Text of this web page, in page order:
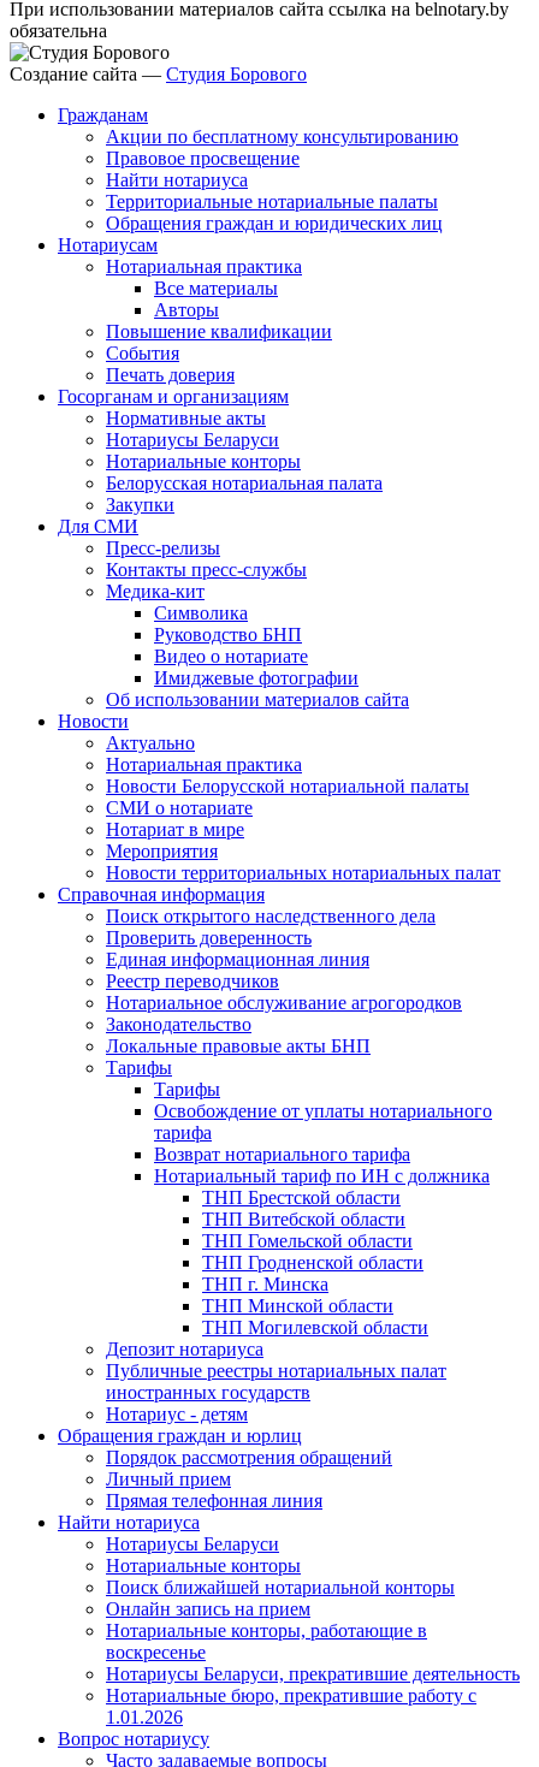
При использовании материалов сайта ссылка на belnotary.by
обязательна
Создание сайта — Студия Борового
Гражданам
Акции по бесплатному консультированию
Правовое просвещение
Найти нотариуса
Территориальные нотариальные палаты
Обращения граждан и юридических лиц
Нотариусам
Нотариальная практика
Все материалы
Авторы
Повышение квалификации
События
Печать доверия
Госорганам и организациям
Нормативные акты
Нотариусы Беларуси
Нотариальные конторы
Белорусская нотариальная палата
Закупки
Для СМИ
Пресс-релизы
Контакты пресс-службы
Медика-кит
Символика
Руководство БНП
Видео о нотариате
Имиджевые фотографии
Об использовании материалов сайта
Новости
Актуально
Нотариальная практика
Новости Белорусской нотариальной палаты
СМИ о нотариате
Нотариат в мире
Мероприятия
Новости территориальных нотариальных палат
Справочная информация
Поиск открытого наследственного дела
Проверить доверенность
Единая информационная линия
Реестр переводчиков
Нотариальное обслуживание агрогородков
Законодательство
Локальные правовые акты БНП
Тарифы
Тарифы
Освобождение от уплаты нотариального
тарифа
Возврат нотариального тарифа
Нотариальный тариф по ИН с должника
ТНП Брестской области
ТНП Витебской области
ТНП Гомельской области
ТНП Гродненской области
ТНП г. Минска
ТНП Минской области
ТНП Могилевской области
Депозит нотариуса
Публичные реестры нотариальных палат
иностранных государств
Нотариус - детям
Обращения граждан и юрлиц
Порядок рассмотрения обращений
Личный прием
Прямая телефонная линия
Найти нотариуса
Нотариусы Беларуси
Нотариальные конторы
Поиск ближайшей нотариальной конторы
Онлайн запись на прием
Нотариальные конторы, работающие в
воскресенье
Нотариусы Беларуси, прекратившие деятельность
Нотариальные бюро, прекратившие работу с
1.01.2026
Вопрос нотариусу
Часто задаваемые вопросы